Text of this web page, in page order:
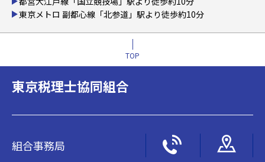
東京メトロ 副都心線「北参道」駅より徒歩約10分
TOP
東京税理士協同組合
組合事務局